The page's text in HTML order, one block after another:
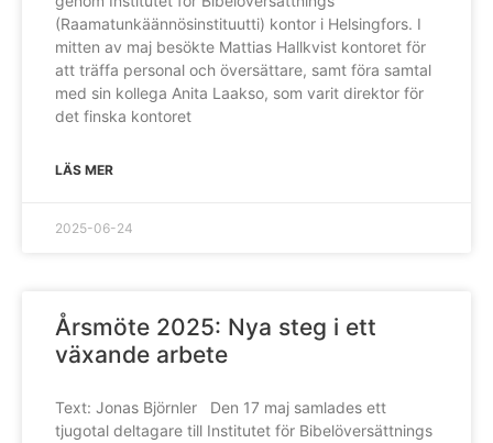
(Raamatunkäännösinstituutti) kontor i Helsingfors. I
mitten av maj besökte Mattias Hallkvist kontoret för
att träffa personal och översättare, samt föra samtal
med sin kollega Anita Laakso, som varit direktor för
det finska kontoret
LÄS MER
2025-06-24
Årsmöte 2025: Nya steg i ett
växande arbete
Text: Jonas Björnler Den 17 maj samlades ett
tjugotal deltagare till Institutet för Bibelöversättnings